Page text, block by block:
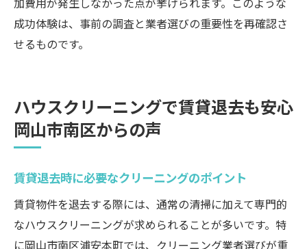
成功体験は、事前の調査と業者選びの重要性を再確認さ
せるものです。
ハウスクリーニングで賃貸退去も安心
岡山市南区からの声
賃貸退去時に必要なクリーニングのポイント
賃貸物件を退去する際には、通常の清掃に加えて専門的
なハウスクリーニングが求められることが多いです。特
に岡山市南区浦安本町では、クリーニング業者選びが重